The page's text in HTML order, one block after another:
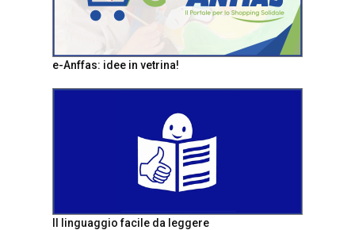
e-Anffas: idee in vetrina!
Il linguaggio facile da leggere